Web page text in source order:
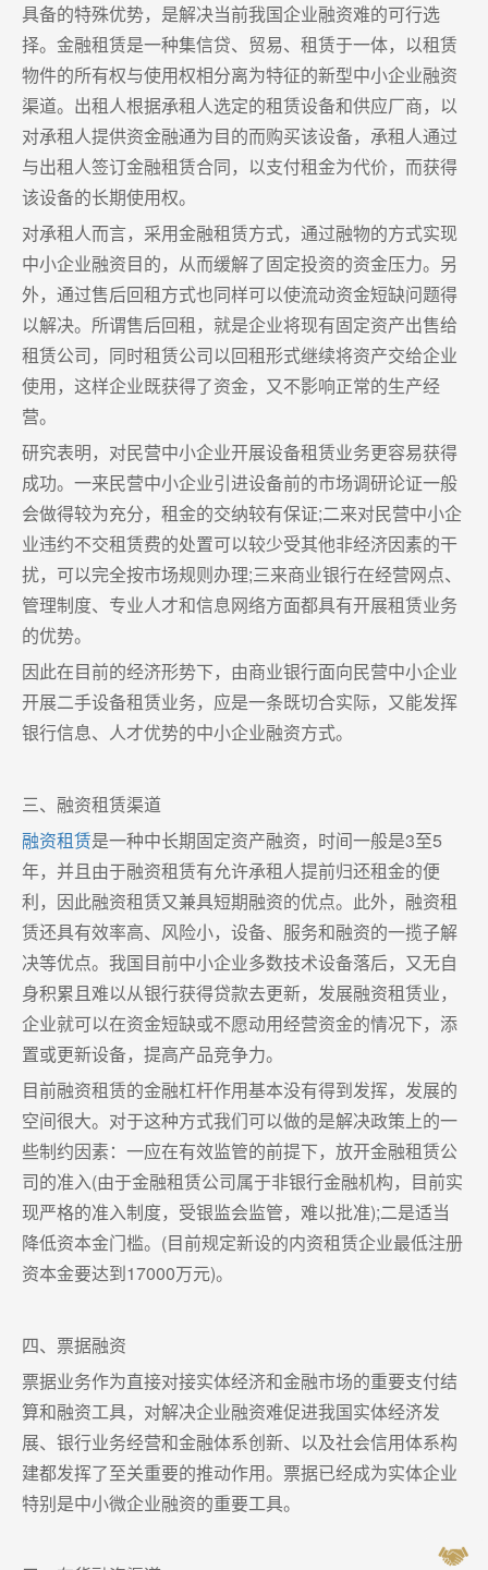
具备的特殊优势，是解决当前我国企业融资难的可行选
择。金融租赁是一种集信贷、贸易、租赁于一体，以租赁
物件的所有权与使用权相分离为特征的新型中小企业融资
渠道。出租人根据承租人选定的租赁设备和供应厂商，以
对承租人提供资金融通为目的而购买该设备，承租人通过
与出租人签订金融租赁合同，以支付租金为代价，而获得
该设备的长期使用权。
对承租人而言，采用金融租赁方式，通过融物的方式实现
中小企业融资目的，从而缓解了固定投资的资金压力。另
外，通过售后回租方式也同样可以使流动资金短缺问题得
以解决。所谓售后回租，就是企业将现有固定资产出售给
租赁公司，同时租赁公司以回租形式继续将资产交给企业
使用，这样企业既获得了资金，又不影响正常的生产经
营。
研究表明，对民营中小企业开展设备租赁业务更容易获得
成功。一来民营中小企业引进设备前的市场调研论证一般
会做得较为充分，租金的交纳较有保证;二来对民营中小企
业违约不交租赁费的处置可以较少受其他非经济因素的干
扰，可以完全按市场规则办理;三来商业银行在经营网点、
管理制度、专业人才和信息网络方面都具有开展租赁业务
的优势。
因此在目前的经济形势下，由商业银行面向民营中小企业
开展二手设备租赁业务，应是一条既切合实际，又能发挥
银行信息、人才优势的中小企业融资方式。
三、融资租赁渠道
融资租赁是一种中长期固定资产融资，时间一般是3至5
年，并且由于融资租赁有允许承租人提前归还租金的便
利，因此融资租赁又兼具短期融资的优点。此外，融资租
赁还具有效率高、风险小，设备、服务和融资的一揽子解
决等优点。我国目前中小企业多数技术设备落后，又无自
身积累且难以从银行获得贷款去更新，发展融资租赁业，
企业就可以在资金短缺或不愿动用经营资金的情况下，添
置或更新设备，提高产品竞争力。
目前融资租赁的金融杠杆作用基本没有得到发挥，发展的
空间很大。对于这种方式我们可以做的是解决政策上的一
些制约因素：一应在有效监管的前提下，放开金融租赁公
司的准入(由于金融租赁公司属于非银行金融机构，目前实
现严格的准入制度，受银监会监管，难以批准);二是适当
降低资本金门槛。(目前规定新设的内资租赁企业最低注册
资本金要达到17000万元)。
四、票据融资
票据业务作为直接对接实体经济和金融市场的重要支付结
算和融资工具，对解决企业融资难促进我国实体经济发
展、银行业务经营和金融体系创新、以及社会信用体系构
建都发挥了至关重要的推动作用。票据已经成为实体企业
特别是中小微企业融资的重要工具。